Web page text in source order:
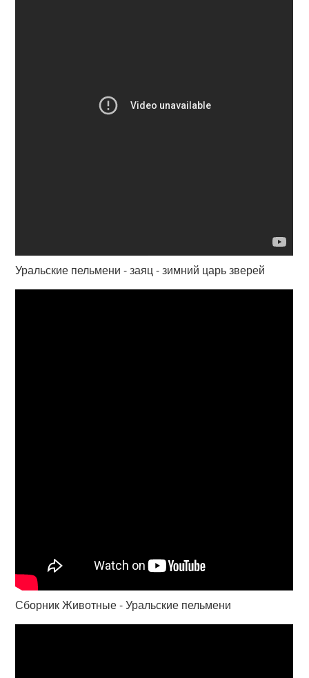
Уральские пельмени - заяц - зимний царь зверей
Сборник Животные - Уральские пельмени